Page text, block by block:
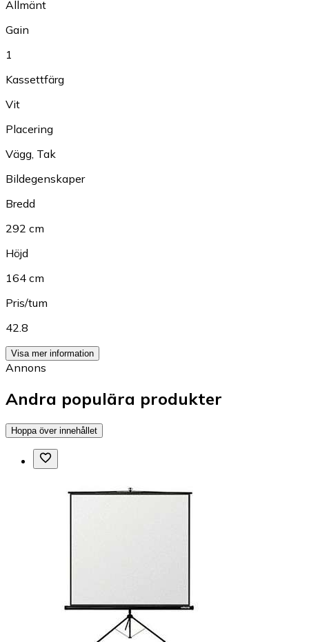
Allmänt
Gain
1
Kassettfärg
Vit
Placering
Vägg Tak
Bildegenskaper
Bredd
292 cm
Höjd
164 cm
Pris/tum
42.8
Visa mer information
Annons
Andra populära produkter
Hoppa över innehållet